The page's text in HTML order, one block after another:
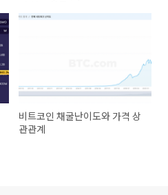
비트코인 채굴난이도와 가격 상
관관계